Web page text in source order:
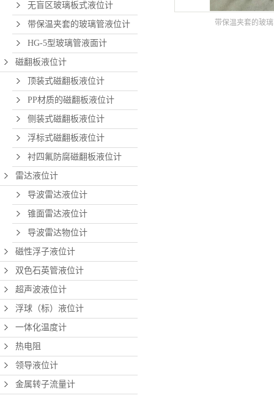
无盲区玻璃板式液位计
带保温夹套的玻璃管液位计
HG-5型玻璃管液面计
磁翻板液位计
顶装式磁翻板液位计
PP材质的磁翻板液位计
侧装式磁翻板液位计
浮标式磁翻板液位计
衬四氟防腐磁翻板液位计
雷达液位计
导波雷达液位计
锥面雷达液位计
导波雷达物位计
磁性浮子液位计
双色石英管液位计
超声波液位计
浮球（标）液位计
一体化温度计
热电阻
领导液位计
金属转子流量计
带保温夹套的玻